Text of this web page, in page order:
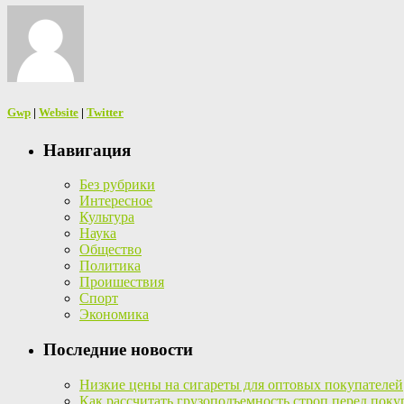
Gwp | Website | Twitter
Навигация
Без рубрики
Интересное
Культура
Наука
Общество
Политика
Проишествия
Спорт
Экономика
Последние новости
Низкие цены на сигареты для оптовых покупателей
Как рассчитать грузоподъемность строп перед